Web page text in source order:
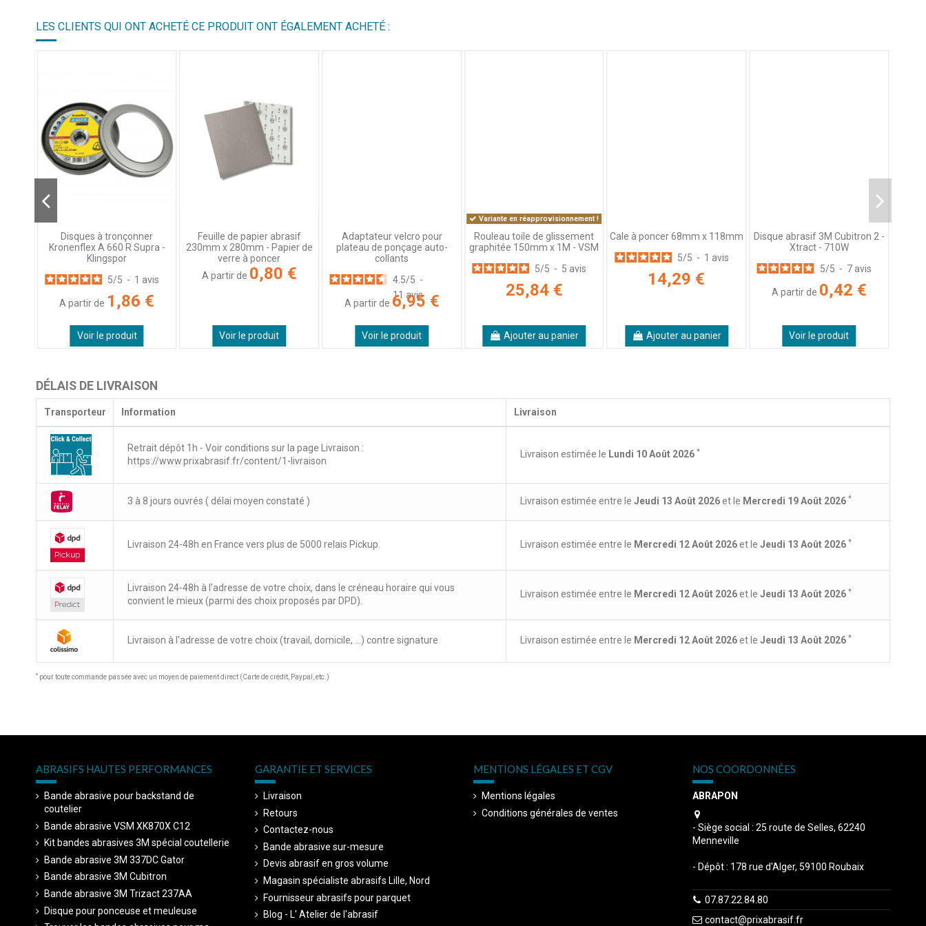
Top
Avis du21/06/2026 , suite à une expérience du02/06/2026 parP.A.
1 2 3 4 5
LES CLIENTS QUI ONT ACHETÉ CE PRODUIT ONT ÉGALEMENT ACHETÉ :
Disques à tronçonner
Kronenflex A 660 R Supra -
Klingspor
5/5 - 1 avis
A partir de 1,86 €
Voir le produit
Feuille de papier abrasif
230mm x 280mm - Papier de
verre à poncer
A partir de 0,80 €
Voir le produit
Adaptateur velcro pour
plateau de ponçage auto-
collants
4.5/5 -
11 avis
A partir de 6,95 €
Voir le produit
Variante en réapprovisionnement !
Rouleau toile de glissement
graphitée 150mm x 1M - VSM
5/5 - 5 avis
25,84 €
Ajouter au panier
Cale à poncer 68mm x 118mm
5/5 - 1 avis
14,29 €
Ajouter au panier
Disque abrasif 3M Cubitron 2 -
Xtract - 710W
5/5 - 7 avis
A partir de 0,42 €
Voir le produit
DÉLAIS DE LIVRAISON
Transporteur Information Livraison
Retrait dépôt 1h - Voir conditions sur la page Livraison :
https://www.prixabrasif.fr/content/1-livraison
Livraison estimée le Lundi 10 Août 2026 *
3 à 8 jours ouvrés ( délai moyen constaté ) Livraison estimée entre le Jeudi 13 Août 2026et le Mercredi 19 Août 2026 *
Livraison 24-48h en France vers plus de 5000 relais Pickup. Livraison estimée entre le Mercredi 12 Août 2026et le Jeudi 13 Août 2026 *
Livraison 24-48h à l'adresse de votre choix, dans le créneau horaire qui vous
convient le mieux (parmi des choix proposés par DPD).
Livraison estimée entre le Mercredi 12 Août 2026et le Jeudi 13 Août 2026 *
Livraison à l'adresse de votre choix (travail, domicile, ...) contre signature Livraison estimée entre le Mercredi 12 Août 2026et le Jeudi 13 Août 2026 *
* pour toute commande passée avec un moyen de paiement direct (Carte de crédit, Paypal, etc.)
ABRASIFS HAUTES PERFORMANCES
Bande abrasive pour backstand de
coutelier
Bande abrasive VSM XK870X C12
Kit bandes abrasives 3M spécial coutellerie
Bande abrasive 3M 337DC Gator
Bande abrasive 3M Cubitron
Bande abrasive 3M Trizact 237AA
Disque pour ponceuse et meuleuse
GARANTIE ET SERVICES
Livraison
Retours
Contactez-nous
Bande abrasive sur-mesure
Devis abrasif en gros volume
Magasin spécialiste abrasifs Lille, Nord
Fournisseur abrasifs pour parquet
Blog - L' Atelier de l'abrasif
MENTIONS LÉGALES ET CGV
Mentions légales
Conditions générales de ventes
NOS COORDONNÉES
ABRAPON
- Siège social : 25 route de Selles, 62240
Menneville
- Dépôt : 178 rue d'Alger, 59100 Roubaix
07.87.22.84.80
contact@prixabrasif.fr